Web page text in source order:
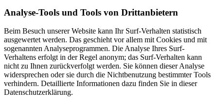
Analyse-Tools und Tools von Drittanbietern
Beim Besuch unserer Website kann Ihr Surf-Verhalten statistisch
ausgewertet werden. Das geschieht vor allem mit Cookies und mit
sogenannten Analyseprogrammen. Die Analyse Ihres Surf-
Verhaltens erfolgt in der Regel anonym; das Surf-Verhalten kann
nicht zu Ihnen zurückverfolgt werden. Sie können dieser Analyse
widersprechen oder sie durch die Nichtbenutzung bestimmter Tools
verhindern. Detaillierte Informationen dazu finden Sie in dieser
Datenschutzerklärung.